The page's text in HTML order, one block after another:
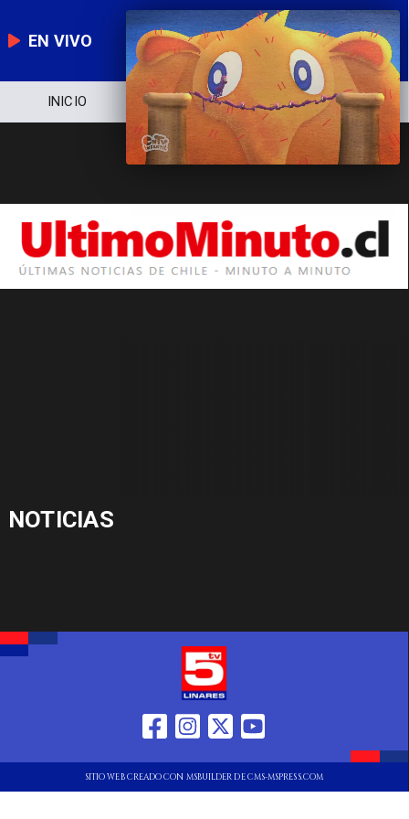
EN VIVO
INICIO NOTICIERO POLÍTICA
NOTICIAS
SITIO WEB CREADO CON MSBUILDER DE CMS-MSPRESS.COM